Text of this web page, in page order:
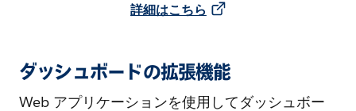
詳細はこちら
ダッシュボードの拡張機能
Web アプリケーションを使用してダッシュボー